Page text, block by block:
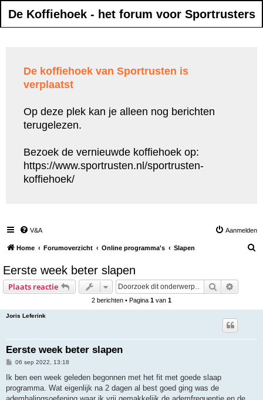
De Koffiehoek - het forum voor Sportrusters
De koffiehoek van Sportrusten is
verplaatst
Op deze plek kan je alleen nog berichten
terugelezen.
Bezoek de vernieuwde koffiehoek op:
https://www.sportrusten.nl/sportrusten-
koffiehoek/
V&A Aanmelden
Home Forumoverzicht Online programma's Slapen
Eerste week beter slapen
Plaats reactie Zoek
2 berichten • Pagina 1 van 1
Joris Leferink
Eerste week beter slapen
B
c
h
06 sep 2022, 13:18
Ik ben een week geleden begonnen met het fit met goede slaap
programma. Wat eigenlijk na 2 dagen al best goed ging was de